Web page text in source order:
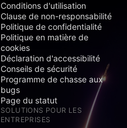
Conditions d'utilisation
Clause de non-responsabilité
Politique de confidentialité
Politique en matière de
cookies
Déclaration d'accessibilité
Conseils de sécurité
Programme de chasse aux
bugs
Page du statut
SOLUTIONS POUR LES
ENTREPRISES